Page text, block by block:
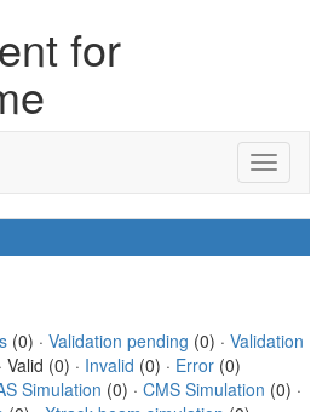
for
(0) · Validation pending (0) · Validation
Valid (0) · Invalid (0) · Error (0)
Simulation (0) · CMS Simulation (0) ·